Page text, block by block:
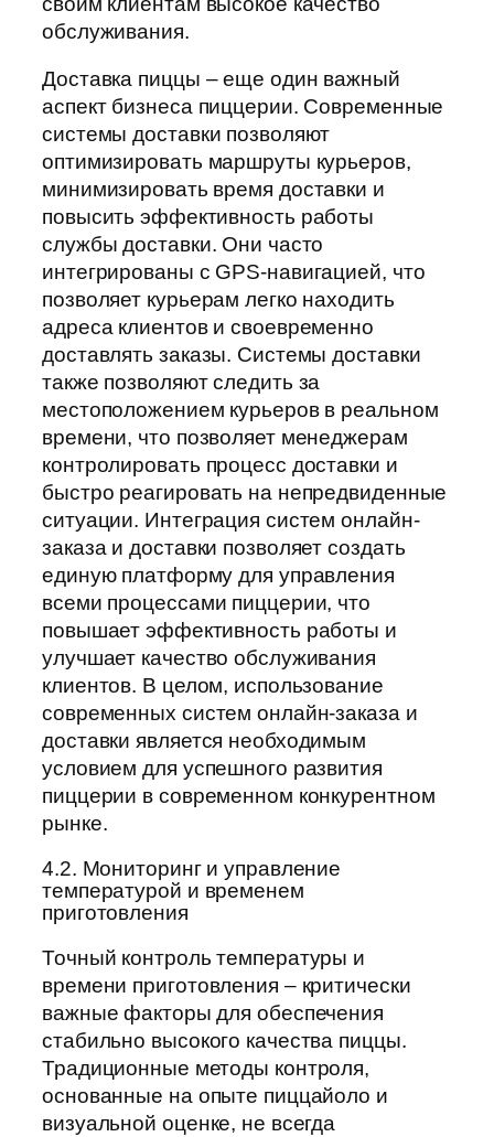
обслуживания.
Доставка пиццы – еще один важный
аспект бизнеса пиццерии. Современные
системы доставки позволяют
оптимизировать маршруты курьеров,
минимизировать время доставки и
повысить эффективность работы
службы доставки. Они часто
интегрированы с GPS-навигацией, что
позволяет курьерам легко находить
адреса клиентов и своевременно
доставлять заказы. Системы доставки
также позволяют следить за
местоположением курьеров в реальном
времени, что позволяет менеджерам
контролировать процесс доставки и
быстро реагировать на непредвиденные
ситуации. Интеграция систем онлайн-
заказа и доставки позволяет создать
единую платформу для управления
всеми процессами пиццерии, что
повышает эффективность работы и
улучшает качество обслуживания
клиентов. В целом, использование
современных систем онлайн-заказа и
доставки является необходимым
условием для успешного развития
пиццерии в современном конкурентном
рынке.
4.2. Мониторинг и управление
температурой и временем
приготовления
Точный контроль температуры и
времени приготовления – критически
важные факторы для обеспечения
стабильно высокого качества пиццы.
Традиционные методы контроля,
основанные на опыте пиццайоло и
визуальной оценке, не всегда